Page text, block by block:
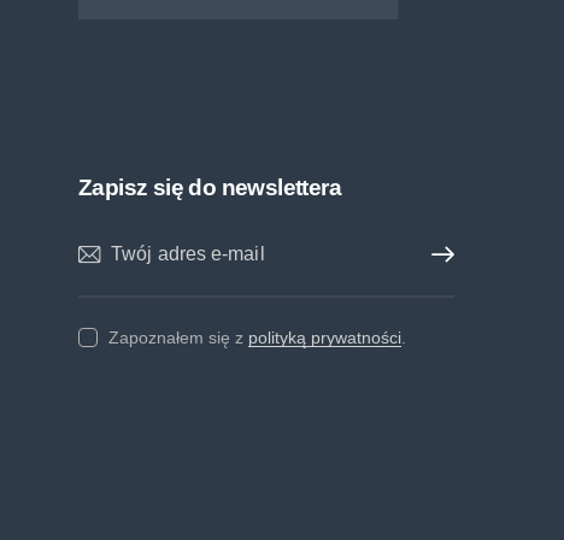
Zapisz się do newslettera
Zapisz mnie
Zapoznałem się z polityką prywatności